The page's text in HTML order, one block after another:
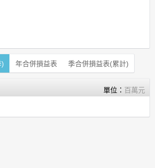
) 年合併損益表 季合併損益表(累計)
單位： 百萬元